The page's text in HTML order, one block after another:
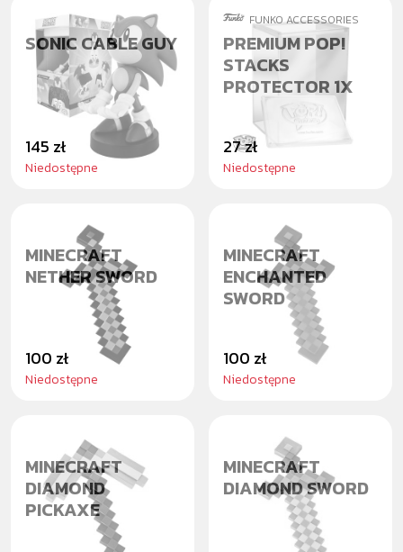
SONIC CABLE GUY
145 zł
Niedostępne
FUNKO ACCESSORIES
PREMIUM POP!
STACKS
PROTECTOR 1X
27 zł
Niedostępne
MINECRAFT
NETHER SWORD
100 zł
Niedostępne
MINECRAFT
ENCHANTED
SWORD
100 zł
Niedostępne
MINECRAFT
DIAMOND
PICKAXE
MINECRAFT
DIAMOND SWORD